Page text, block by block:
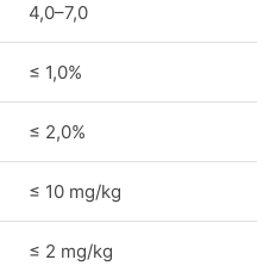
4,0–7,0
≤ 1,0%
≤ 2,0%
≤ 10 mg/kg
≤ 2 mg/kg